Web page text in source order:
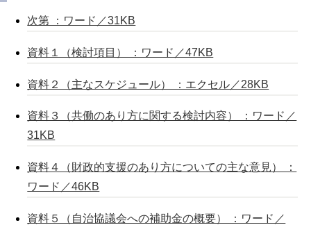
次第 ：ワード／31KB
資料１（検討項目） ：ワード／47KB
資料２（主なスケジュール） ：エクセル／28KB
資料３（共働のあり方に関する検討内容） ：ワード／
31KB
資料４（財政的支援のあり方についての主な意見） ：
ワード／46KB
資料５（自治協議会への補助金の概要） ：ワード／